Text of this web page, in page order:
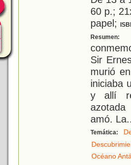
60 p.;
papel;
Resumen:
Sir
murió
iniciaba
y allí
amó. La
Temática:
Océano